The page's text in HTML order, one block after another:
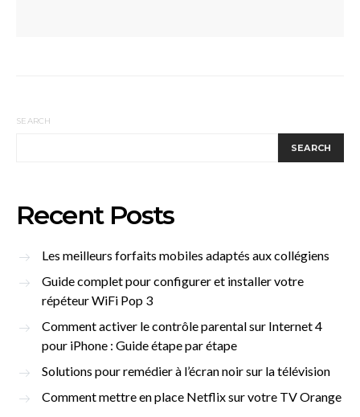
SEARCH
SEARCH
Recent Posts
Les meilleurs forfaits mobiles adaptés aux collégiens
Guide complet pour configurer et installer votre
répéteur WiFi Pop 3
Comment activer le contrôle parental sur Internet 4
pour iPhone : Guide étape par étape
Solutions pour remédier à l’écran noir sur la télévision
Comment mettre en place Netflix sur votre TV Orange